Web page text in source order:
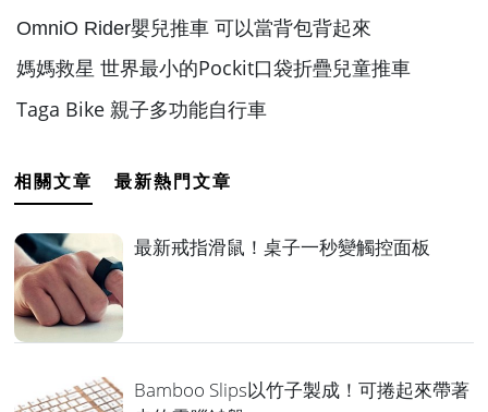
OmniO Rider嬰兒推車 可以當背包背起來
媽媽救星 世界最小的Pockit口袋折疊兒童推車
Taga Bike 親子多功能自行車
相關文章 最新熱門文章
最新戒指滑鼠！桌子一秒變觸控面板
Bamboo Slips以竹子製成！可捲起來帶著